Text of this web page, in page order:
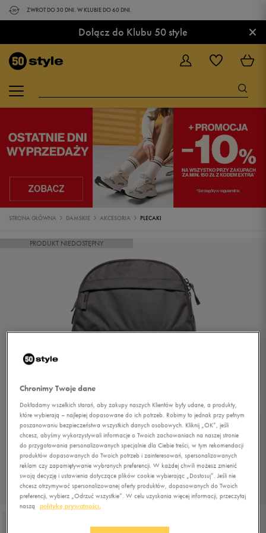
ZWROT DO 30 DNI. W KLUBIE DO 60 DNI.
Dołącz do Klubu 50 style ×
STRONA GŁÓWNA DAMSKIE AKCESORIA PLECAKI
PRODUKT NIEDOSTĘPNY
1/4
Chronimy Twoje dane
Dokładamy wszelkich starań, aby zakupy naszych Klientów były udane, a produkty,
które wybierają – najlepiej dopasowane do ich potrzeb. Robimy to jednak przy pełnym
poszanowaniu bezpieczeństwa wszystkich danych osobowych. Kliknij „OK”, jeśli
chcesz, abyśmy wykorzystywali informacje o Twoich zachowaniach na naszej stronie
do przygotowania personalizowanych specjalnie dla Ciebie treści, w tym rekomendacji
produktów dopasowanych do Twoich potrzeb i zainteresowań, spersonalizowanych
reklam czy zapamiętywanie wybranych preferencji. W każdej chwili możesz zmienić
swoją decyzję i ustawienia dotyczące plików cookie wybierając „Dostosuj”. Jeśli nie
chcesz otrzymywać spersonalizowanej oferty produktów, dopasowanych do Twoich
preferencji, wybierz „Odrzuć wszystkie”. W celu uzyskania więcej informacji, przeczytaj
naszą
politykę prywatności.